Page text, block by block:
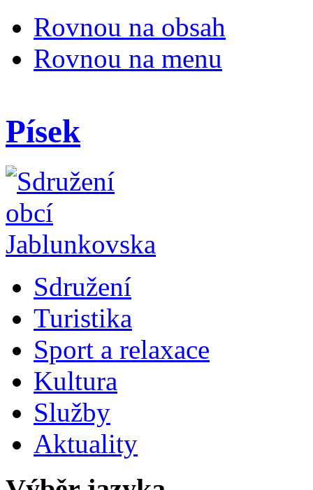
Rovnou na obsah
Rovnou na menu
Písek
Sdružení
Turistika
Sport a relaxace
Kultura
Služby
Aktuality